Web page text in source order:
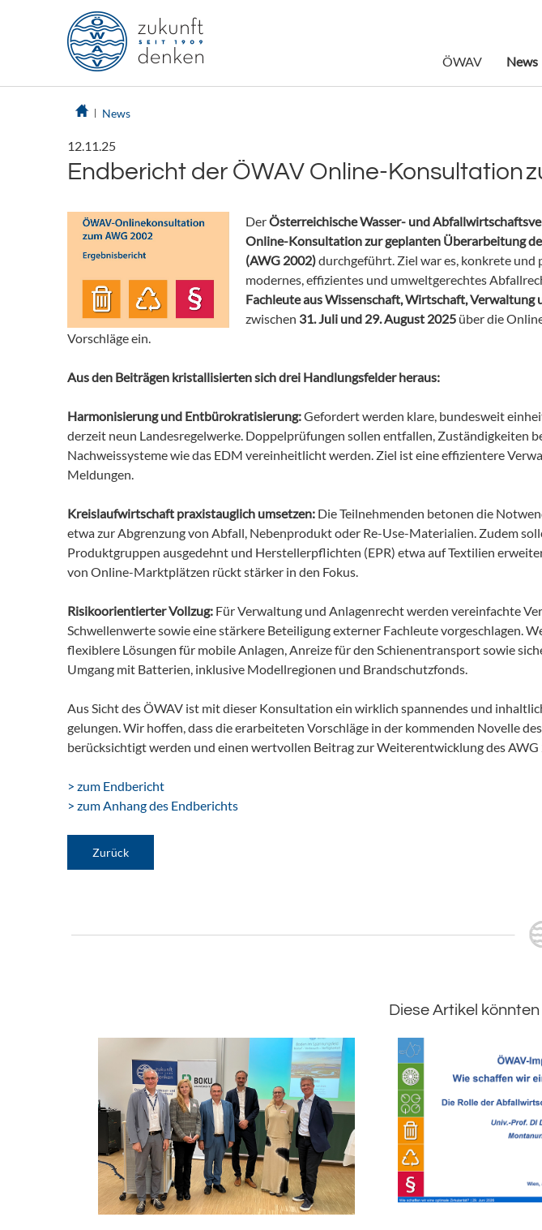
ÖWAV News
News
12.11.25
Endbericht der ÖWAV Online-Konsultation
DerÖsterreichische Wasser- und
Online-Konsultation zur geplanten Überarbeitung
(AWG 2002)durchgeführt. Ziel war es, konkrete und
modernes, effizientes und umweltgerechtes
Fachleute aus Wissenschaft, Wirtschaft, Verwaltung
zwischen 31. Juli und 29. August 2025über die
Vorschläge ein.
Aus den Beiträgen kristallisierten sich drei Handlungsfelder heraus:
Harmonisierung und Entbürokratisierung:Gefordert werden klare, bundesweit
derzeit neun Landesregelwerke. Doppelprüfungen sollen entfallen, Zuständigkeiten
Nachweissysteme wie das EDM vereinheitlicht werden. Ziel ist eine effizientere
Meldungen.
Kreislaufwirtschaft praxistauglich umsetzen: Die Teilnehmenden betonen die
etwa zur Abgrenzung von Abfall, Nebenprodukt oder Re-Use-Materialien. Zudem
Produktgruppen ausgedehnt und Herstellerpflichten (EPR) etwa auf Textilien
von Online-Marktplätzen rückt stärker in den Fokus.
Risikoorientierter Vollzug:Für Verwaltung und Anlagenrecht werden vereinfachte
Schwellenwerte sowie eine stärkere Beteiligung externer Fachleute vorgeschlagen.
flexiblere Lösungen für mobile Anlagen, Anreize für den Schienentransport sowie
Umgang mit Batterien, inklusive Modellregionen und Brandschutzfonds.
Aus Sicht des ÖWAV ist mit dieser Konsultation ein wirklich spannendes und
gelungen. Wir hoffen, dass die erarbeiteten Vorschläge in der kommenden Novelle
berücksichtigt werden und einen wertvollen Beitrag zur Weiterentwicklung des AWG
> zum Endbericht
> zum Anhang des Endberichts
Zurück
Diese Artikel